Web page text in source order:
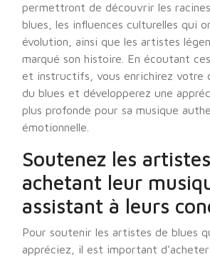
permettront de découvrir les
blues, les influences culturelles qui
évolution, ainsi que les artistes
marqué son histoire. En écoutant
et instructifs, vous enrichirez votre
du blues et développerez une
plus profonde pour sa musique
émotionnelle.
Soutenez les
achetant leur
assistant à leurs
Pour soutenir les artistes de blues
appréciez, il est important